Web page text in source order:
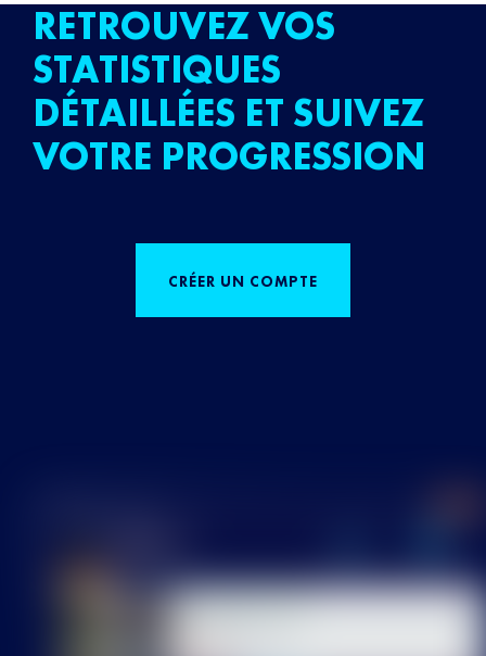
RETROUVEZ VOS
STATISTIQUES
DÉTAILLÉES ET SUIVEZ
VOTRE PROGRESSION
CRÉER UN COMPTE